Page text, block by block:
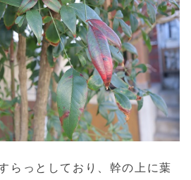
らっとしており、幹の上に葉